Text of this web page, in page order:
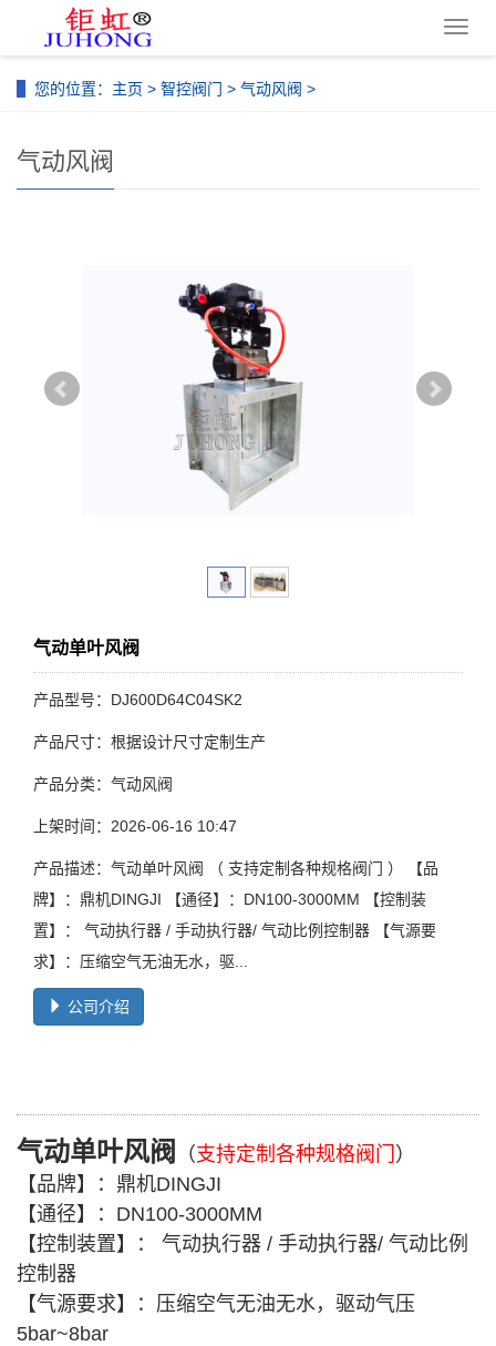
导
您的位置： 主页 > 智控阀门 > 气动风阀 >
气动风阀
气动单叶风阀
产品型号：DJ600D64C04SK2
产品尺寸：根据设计尺寸定制生产
产品分类：气动风阀
上架时间：2026-06-16 10:47
产品描述：气动单叶风阀 （ 支持定制各种规格阀门 ） 【品
牌】：鼎机DINGJI 【通径】：DN100-3000MM 【控制装
置】： 气动执行器 / 手动执行器/ 气动比例控制器 【气源要
求】：压缩空气无油无水，驱...
公司介绍
气动单叶风阀 （支持定制各种规格阀门 ）
【品牌】：鼎机DINGJI
【通径】：DN100-3000MM
【控制装置】： 气动执行器 / 手动执行器/ 气动比例
控制器
【气源要求】：压缩空气无油无水，驱动气压
5bar~8bar